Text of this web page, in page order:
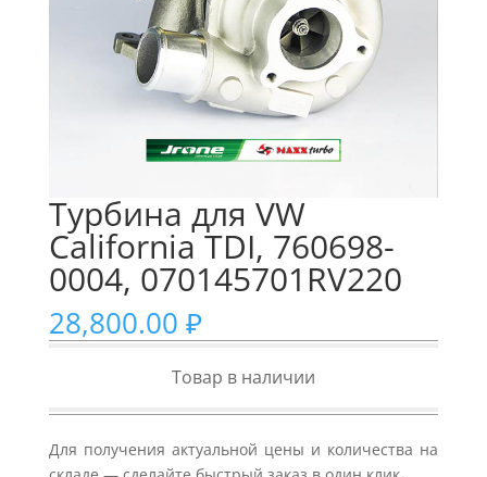
Турбина для VW
California TDI, 760698-
0004, 070145701RV220
28,800.00 ₽
Товар в наличии
Для получения актуальной цены и количества на